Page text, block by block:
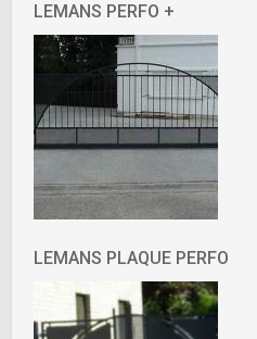
LEMANS PERFO +
LEMANS PLAQUE PERFO